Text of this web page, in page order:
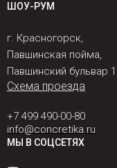
ШОУ-РУМ
г. Красногорск,
Павшинская пойма,
Павшинский бульвар
Схема проезда
+7 499 490-00-80
info@concretika.ru
МЫ В СОЦСЕТЯХ